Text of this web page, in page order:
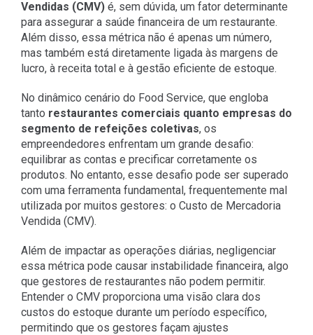
Vendidas (CMV)é, sem dúvida, um fator determinante
para assegurar a saúde financeira de um restaurante.
Além disso, essa métrica não é apenas um número,
mas também está diretamente ligada às margens de
lucro, à receita total e à gestão eficiente de estoque.
No dinâmico cenário do Food Service, que engloba
tanto restaurantes comerciais quanto empresas do
segmento de refeições coletivas, os
empreendedores enfrentam um grande desafio:
equilibrar as contas e precificar corretamente os
produtos. No entanto, esse desafio pode ser superado
com uma ferramenta fundamental, frequentemente mal
utilizada por muitos gestores: o Custo de Mercadoria
Vendida (CMV).
Além de impactar as operações diárias, negligenciar
essa métrica pode causar instabilidade financeira, algo
que gestores de restaurantes não podem permitir.
Entender o CMV proporciona uma visão clara dos
custos do estoque durante um período específico,
permitindo que os gestores façam ajustes